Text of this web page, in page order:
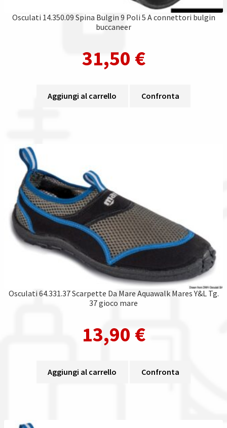
Osculati 14.350.09 Spina Bulgin 9 Poli 5 A connettori bulgin
buccaneer
31,50 €
Aggiungi al carrello Confronta
Osculati 64.331.37 Scarpette Da Mare Aquawalk Mares Y&L Tg.
37 gioco mare
13,90 €
Aggiungi al carrello Confronta